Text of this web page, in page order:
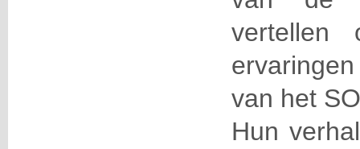
vertellen
van het
Hun